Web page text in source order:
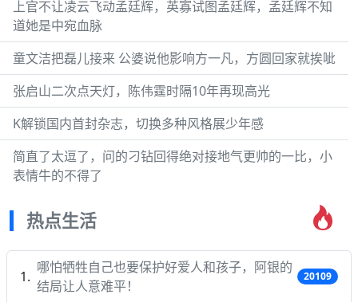
上官不让凌云飞动孟廷辉，英寡试图孟廷辉，孟廷辉不知
道她是中宛血脉
童文洁把磊儿接来 公婆说他影响方一凡，方圆回家就挨呲
张启山二次点天灯，陈伟霆时隔10年再现高光
K解锁国内首封杂志，切换多种风格展少年感
简直了太逗了，问的刁钻回得绝对接地气更帅的一比，小
表情牛的不得了
热点生活
哪怕牺牲自己也要保护好爱人和孩子，阿银的
结局让人意难平！
20109